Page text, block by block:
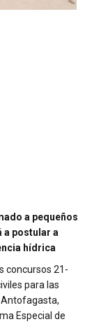
a pequeños
postular a
hídrica
concursos 21-
para las
Antofagasta,
Especial de